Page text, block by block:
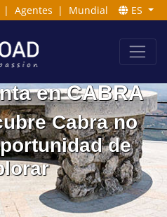
| Agentes | Mundial ES
en CABRA
Cabra no
de